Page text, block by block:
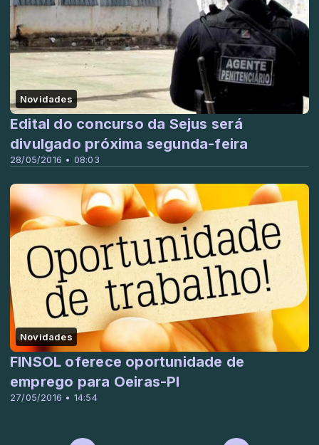
Novidades
28/05/2016 • 08:03
Edital do concurso da Sejus será
divulgado próxima segunda-feira
Novidades
27/05/2016 • 14:54
FINSOL oferece oportunidade de
emprego para Oeiras-PI